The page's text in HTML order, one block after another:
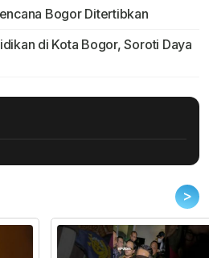
Bogor Ditertibkan
di Kota Bogor, Soroti Daya
>